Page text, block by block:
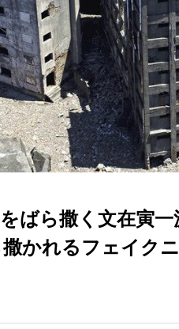
ばら撒く文在寅
かれるフェイク